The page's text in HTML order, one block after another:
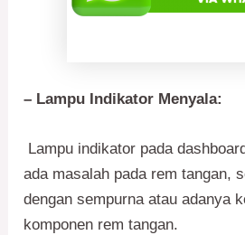
– Lampu Indikator Menyala:
Lampu indikator pada
ada masalah pada rem tangan,
dengan sempurna atau adanya
komponen rem tangan.